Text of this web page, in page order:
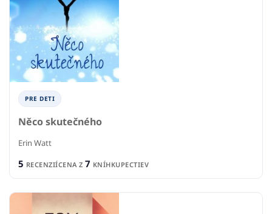
PRE DETI
Něco skutečného
Erin Watt
5 RECENZIÍCENA Z 7 KNÍHKUPECTIEV